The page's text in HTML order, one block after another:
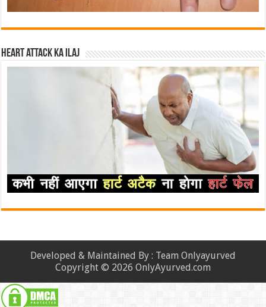
Heart attack ka ilaj
Developed & Maintained By : Team Onlyayurved
Copyright © 2026 OnlyAyurved.com